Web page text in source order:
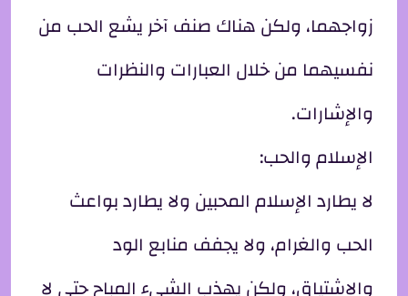
زواجهما، ولكن هناك صنف آخر يشع الحب من
نفسيهما من خلال العبارات والنظرات
والإشارات.
الإسلام والحب:
لا يطارد الإسلام المحبين ولا يطارد بواعث
الحب والغرام، ولا يجفف منابع الود
والاشتياق، ولكن يهذب الشيء المباح حتى لا